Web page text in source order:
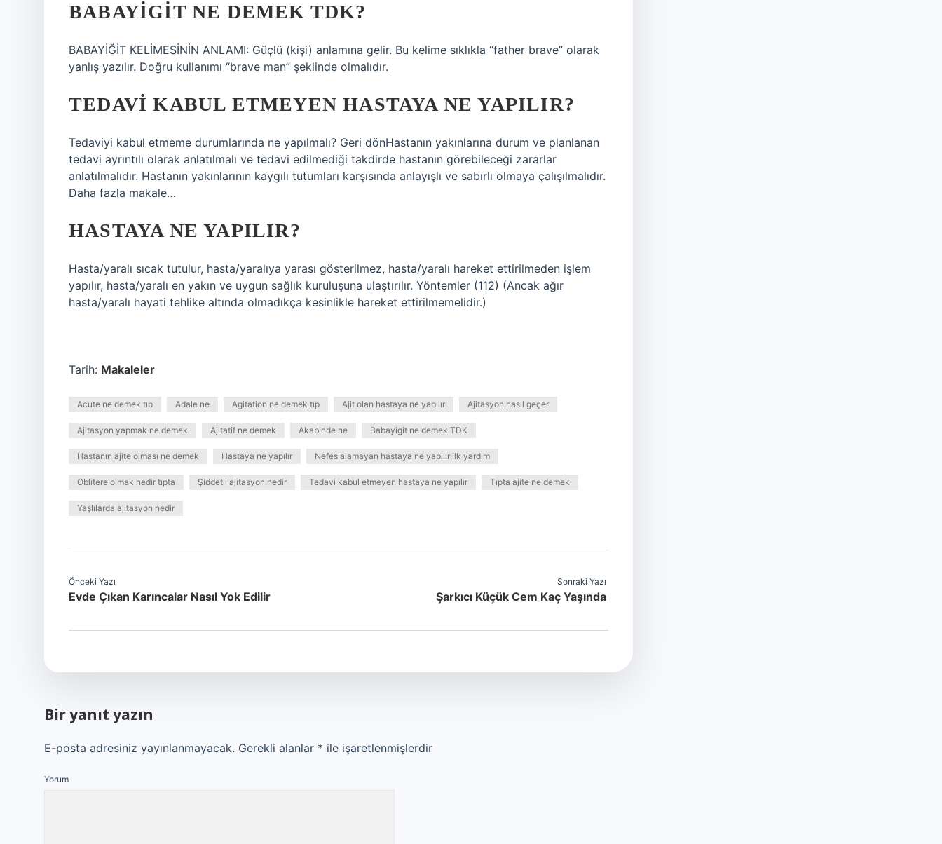
BABAYIGIT NE DEMEK TDK?
BABAYİĞİT KELİMESİNİN ANLAMI: Güçlü (kişi) anlamına gelir. Bu kelime sıklıkla “father brave” olarak
yanlış yazılır. Doğru kullanımı “brave man” şeklinde olmalıdır.
TEDAVI KABUL ETMEYEN HASTAYA NE YAPILIR?
Tedaviyi kabul etmeme durumlarında ne yapılmalı? Geri dönHastanın yakınlarına durum ve planlanan
tedavi ayrıntılı olarak anlatılmalı ve tedavi edilmediği takdirde hastanın görebileceği zararlar
anlatılmalıdır. Hastanın yakınlarının kaygılı tutumları karşısında anlayışlı ve sabırlı olmaya çalışılmalıdır.
Daha fazla makale…
HASTAYA NE YAPILIR?
Hasta/yaralı sıcak tutulur, hasta/yaralıya yarası gösterilmez, hasta/yaralı hareket ettirilmeden işlem
yapılır, hasta/yaralı en yakın ve uygun sağlık kuruluşuna ulaştırılır. Yöntemler (112) (Ancak ağır
hasta/yaralı hayati tehlike altında olmadıkça kesinlikle hareket ettirilmemelidir.)
Tarih: Makaleler
Acute ne demek tıp Adale ne Agitation ne demek tıp Ajit olan hastaya ne yapılır Ajitasyon nasıl geçer
Ajitasyon yapmak ne demek Ajitatif ne demek Akabinde ne Babayigit ne demek TDK
Hastanın ajite olması ne demek Hastaya ne yapılır Nefes alamayan hastaya ne yapılır ilk yardım
Oblitere olmak nedir tıpta Şiddetli ajitasyon nedir Tedavi kabul etmeyen hastaya ne yapılır Tıpta ajite ne demek
Yaşlılarda ajitasyon nedir
Önceki Yazı
Evde Çıkan Karıncalar Nasıl Yok Edilir
Sonraki Yazı
Şarkıcı Küçük Cem Kaç Yaşında
Bir yanıt yazın
E-posta adresiniz yayınlanmayacak. Gerekli alanlar * ile işaretlenmişlerdir
Yorum